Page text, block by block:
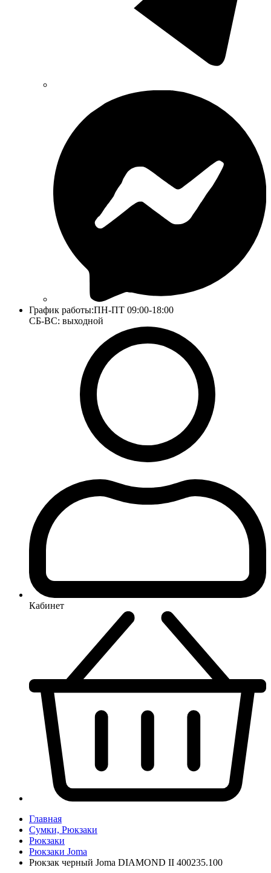
График работы:ПН-ПТ 09:00-18:00
СБ-ВС: выходной
Кабинет
Главная
Сумки, Рюкзаки
Рюкзаки
Рюкзаки Joma
Рюкзак черный Joma DIAMOND II 400235.100